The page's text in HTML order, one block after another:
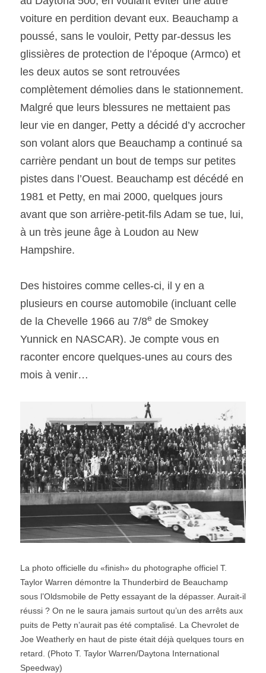
voiture en perdition devant eux. Beauchamp a
poussé, sans le vouloir, Petty par-dessus les
glissières de protection de l’époque (Armco) et
les deux autos se sont retrouvées
complètement démolies dans le stationnement.
Malgré que leurs blessures ne mettaient pas
leur vie en danger, Petty a décidé d’y accrocher
son volant alors que Beauchamp a continué sa
carrière pendant un bout de temps sur petites
pistes dans l’Ouest. Beauchamp est décédé en
1981 et Petty, en mai 2000, quelques jours
avant que son arrière-petit-fils Adam se tue, lui,
à un très jeune âge à Loudon au New
Hampshire.
Des histoires comme celles-ci, il y en a
plusieurs en course automobile (incluant celle
de la Chevelle 1966 au 7/8e de Smokey
Yunnick en NASCAR). Je compte vous en
raconter encore quelques-unes au cours des
mois à venir…
La photo officielle du «finish» du photographe officiel T.
Taylor Warren démontre la Thunderbird de Beauchamp
sous l’Oldsmobile de Petty essayant de la dépasser. Aurait-il
réussi ? On ne le saura jamais surtout qu’un des arrêts aux
puits de Petty n’aurait pas été comptalisé. La Chevrolet de
Joe Weatherly en haut de piste était déjà quelques tours en
retard. (Photo T. Taylor Warren/Daytona International
Speedway)